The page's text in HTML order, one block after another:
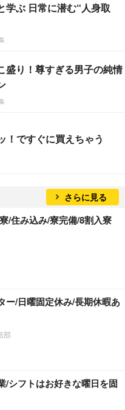
学ぶ 日常に潜む“人身取
盛り！尊すぎる男子の純情
！ですぐに買えちゃう
さらに見る
/住み込み/寮完備/8割入寮
ー/日曜固定休み/長期休暇あ
部
/シフトはお好きな曜日を固